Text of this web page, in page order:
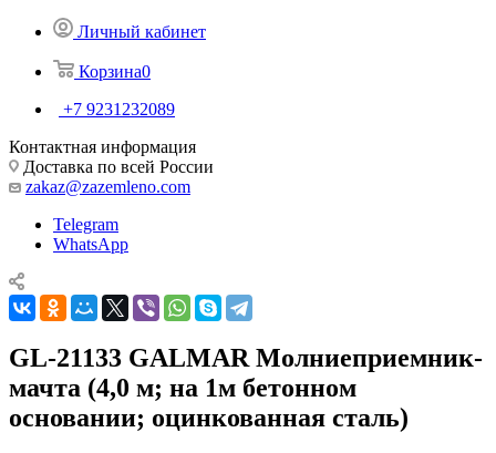
Личный кабинет
Корзина0
+7 9231232089
Контактная информация
Доставка по всей России
zakaz@zazemleno.com
Telegram
WhatsApp
GL-21133 GALMAR Молниеприемник-
мачта (4,0 м; на 1м бетонном
основании; оцинкованная сталь)